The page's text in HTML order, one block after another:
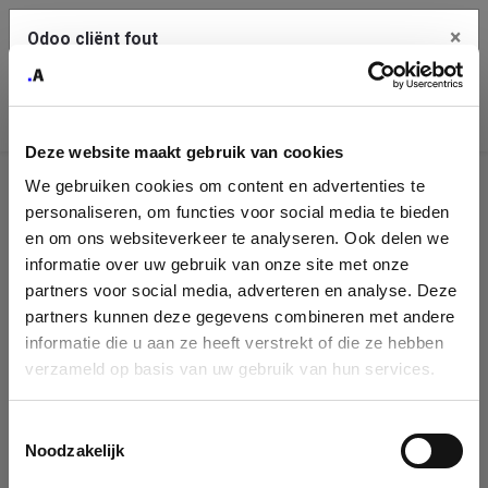
Deze website maakt gebruik van cookies
We gebruiken cookies om content en advertenties te
personaliseren, om functies voor social media te bieden
en om ons websiteverkeer te analyseren. Ook delen we
informatie over uw gebruik van onze site met onze
partners voor social media, adverteren en analyse. Deze
partners kunnen deze gegevens combineren met andere
informatie die u aan ze heeft verstrekt of die ze hebben
verzameld op basis van uw gebruik van hun services.
Noodzakelijk
Identificatie
onderneming
Please fill in your company details
You can search a company in our database by name, VAT or
enterprise ID. When a company is selected it will auto-complete the
form. If you don't find your company in our database, you can create
Odoo cliënt fout ×
klembord
Je dient de kopieer knop te gebruiken om de fout te melden
aan support.
Bekijk details